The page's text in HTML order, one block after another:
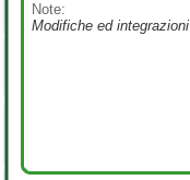
Note:
Modifiche ed